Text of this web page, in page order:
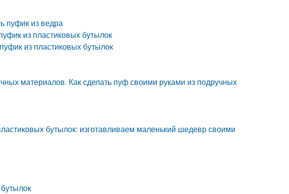
пуфик из ведра
из пластиковых бутылок
из пластиковых бутылок
материалов. Как сделать пуф своими руками из подручных
бутылок: изготавливаем маленький шедевр своими